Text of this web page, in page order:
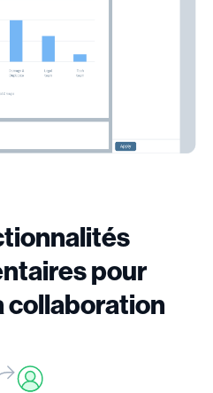
pour
collaboration